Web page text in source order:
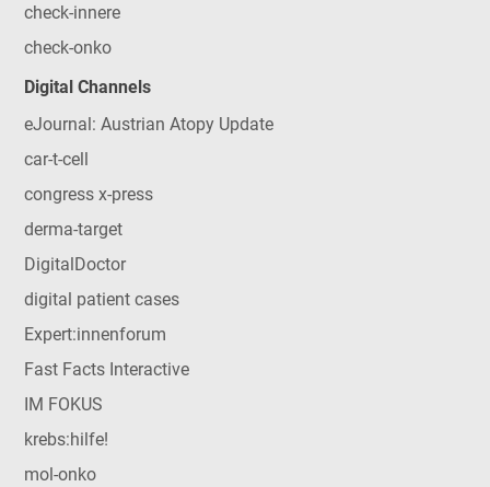
check-innere
check-onko
Digital Channels
eJournal: Austrian Atopy Update
car-t-cell
congress x-press
derma-target
DigitalDoctor
digital patient cases
Expert:innenforum
Fast Facts Interactive
IM FOKUS
krebs:hilfe!
mol-onko